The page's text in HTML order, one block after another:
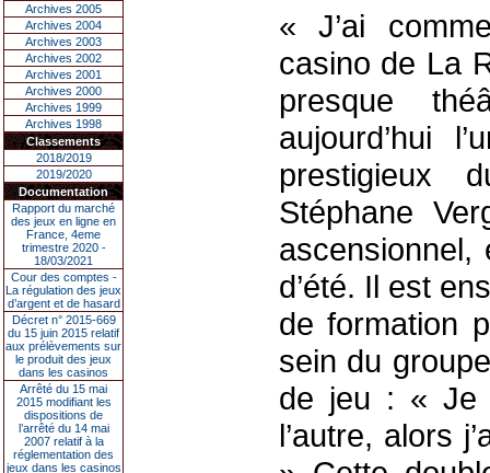
Archives 2005
Archives 2004
Archives 2003
Archives 2002
Archives 2001
Archives 2000
Archives 1999
Archives 1998
Classements
2018/2019
2019/2020
Documentation
Rapport du marché
des jeux en ligne en
France, 4eme
trimestre 2020 -
18/03/2021
Cour des comptes -
La régulation des jeux
d’argent et de hasard
Décret n° 2015-669
du 15 juin 2015 relatif
aux prélèvements sur
le produit des jeux
dans les casinos
Arrêté du 15 mai
2015 modifiant les
dispositions de
l’arrêté du 14 mai
2007 relatif à la
réglementation des
jeux dans les casinos
« J’ai
casino de La
presque
aujourd’hui
prestigieux
Stéphane
ascensionnel,
d’été. Il est
de formation
sein du
de jeu : « Je
l’autre, alors